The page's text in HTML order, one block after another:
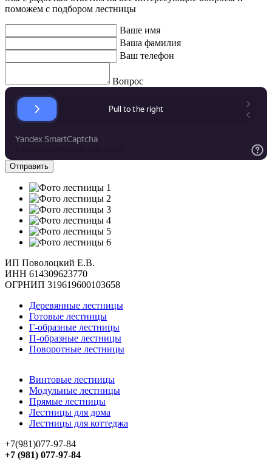
поможем с подбором лестницы
Ваше имя
Ваша фамилия
Ваш телефон
Вопрос
ИП Поволоцкий Е.В.
ИНН 614309623770
ОГРНИП 319619600103658
Деревянные лестницы
Готовые лестницы
Г-образные лестницы
П-образные лестницы
Поворотные лестницы
Винтовые лестницы
Модульные лестницы
Прямые лестницы
Лестницы для дома
Лестницы для коттеджа
+7(981)077-97-84
+7 (981) 077-97-84